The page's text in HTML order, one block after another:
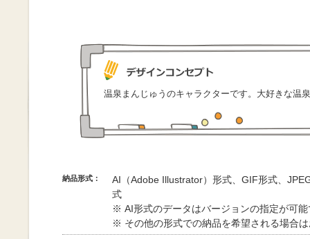
温泉まんじゅうのキャラクターです。大好きな温
納品形式：
AI（Adobe Illustrator）形式、GIF形式、
式
※ AI形式のデータはバージョンの指定が可能
※ その他の形式での納品を希望される場合